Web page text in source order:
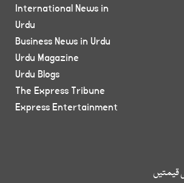
قیمتیں
International News in
Urdu
Business News in Urdu
Urdu Magazine
Urdu Blogs
The Express Tribune
Express Entertainment